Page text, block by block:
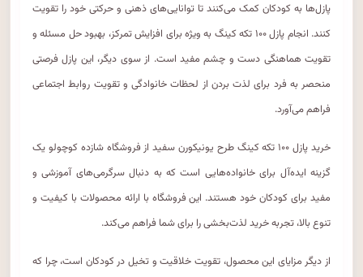
پازل‌ها به کودکان کمک می‌کنند تا توانایی‌های ذهنی و حرکتی خود را تقویت
کنند. انجام پازل ۱۰۰ تکه کینگ به ویژه برای افزایش تمرکز، بهبود حل مسئله و
تقویت هماهنگی دست و چشم مفید است. از سوی دیگر، این پازل فرصتی
منحصر به فرد برای لذت بردن از لحظات خانوادگی و تقویت روابط اجتماعی
فراهم می‌آورد.
خرید پازل ۱۰۰ تکه کینگ طرح یونیکورن سفید از فروشگاه شازده کوچولو یک
گزینه ایده‌آل برای خانواده‌هایی است که به دنبال سرگرمی‌های آموزشی و
مفید برای کودکان خود هستند. این فروشگاه با ارائه محصولات با کیفیت و
تنوع بالا، تجربه خرید لذت‌بخشی را برای شما فراهم می‌کند.
از دیگر مزایای این محصول، تقویت خلاقیت و تخیل در کودکان است، چرا که